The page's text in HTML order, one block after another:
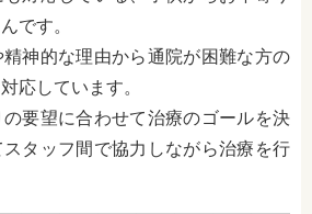
です。
神的な理由から通院が困難な方の
応しています。
要望に合わせて治療のゴールを決
タッフ間で協力しながら治療を行